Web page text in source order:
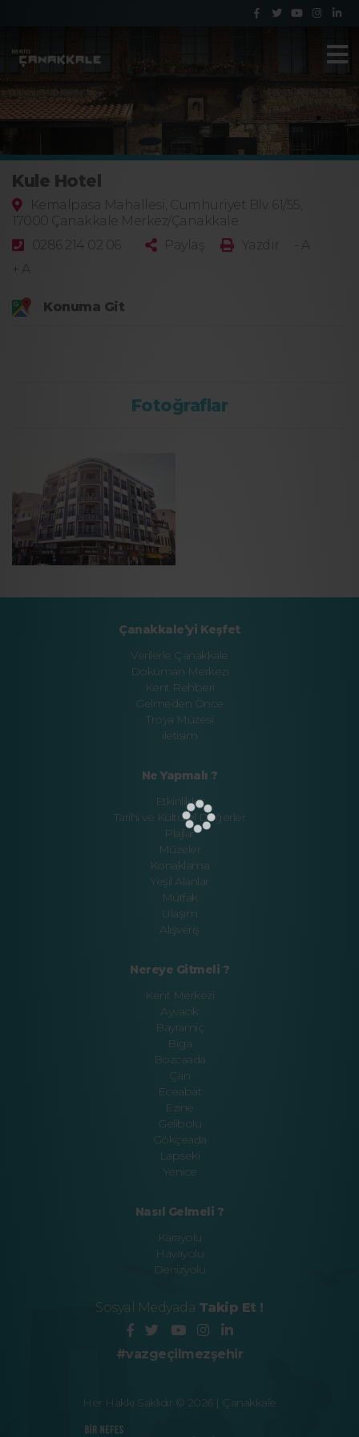
Kule Hotel
Kemalpasa Mahallesi, Cumhuriyet Blv. 61/55,
17000 Çanakkale Merkez/Çanakkale
0286 214 02 06
Paylaş Yazdır
- A
+ A
Konuma Git
Fotoğraflar
Çanakkale’yi Keşfet
Verilerle Çanakkale
Doküman Merkezi
Kent Rehberi
Gelmeden Önce
Troya Müzesi
iletisim
Ne Yapmalı ?
Etkinlikler
Tarihi ve Kültürel Değerler
Plajlar
Müzeler
Konaklama
Yeşil Alanlar
Mutfak
Ulaşım
Alışveriş
Nereye Gitmeli ?
Kent Merkezi
Ayvacık
Bayramiç
Biga
Bozcaada
Çan
Eceabat
Ezine
Gelibolu
Gökçeada
Lapseki
Yenice
Nasıl Gelmeli ?
Karayolu
Havayolu
Denizyolu
Sosyal Medyada Takip Et !
#vazgeçilmezşehir
Her Hakkı Saklıdır © 2026 | Çanakkale